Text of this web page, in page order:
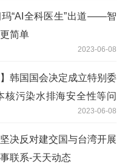
“AI全科医生”出道——智
简单
2023-06-08
】韩国国会决定成立特别委
核污染水排海安全性等问
2023-06-08
决反对建交国与台湾开展
联系-天天动态